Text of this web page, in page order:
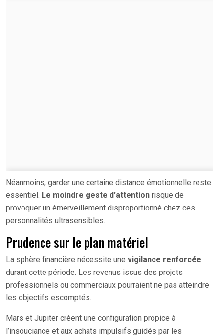
Néanmoins, garder une certaine distance émotionnelle reste
essentiel. Le moindre geste d’attention risque de
provoquer un émerveillement disproportionné chez ces
personnalités ultrasensibles.
Prudence sur le plan matériel
La sphère financière nécessite une vigilance renforcée
durant cette période. Les revenus issus des projets
professionnels ou commerciaux pourraient ne pas atteindre
les objectifs escomptés.
Mars et Jupiter créent une configuration propice à
l’insouciance et aux achats impulsifs guidés par les